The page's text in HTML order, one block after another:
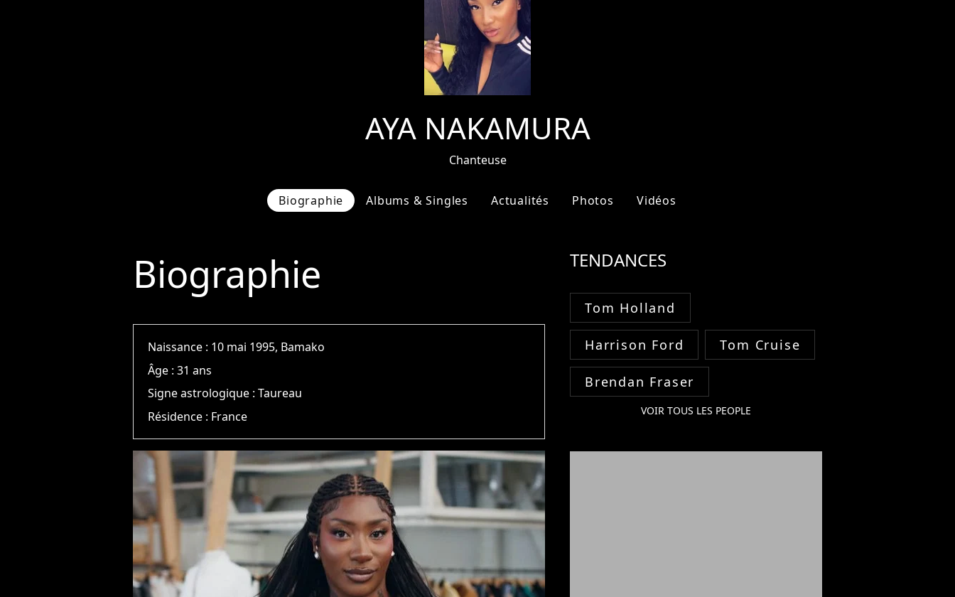
AYA NAKAMURA
Chanteuse
Biographie Albums & Singles Actualités Photos Vidéos
Biographie
Naissance : 10 mai 1995, Bamako
Âge :31 ans
Signe astrologique :Taureau
Résidence : France
TENDANCES
Tom Holland
Harrison Ford Tom Cruise
Brendan Fraser
VOIR TOUS LES PEOPLE